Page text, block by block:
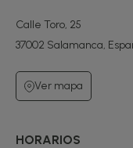
Calle Toro, 25
37002 Salamanca,
Ver mapa
HORARIOS